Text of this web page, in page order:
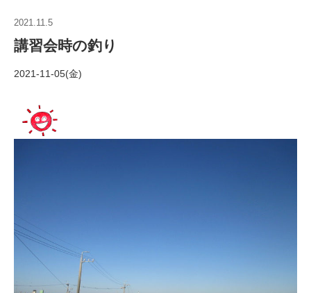
2021.11.5
講習会時の釣り
2021-11-05(金)